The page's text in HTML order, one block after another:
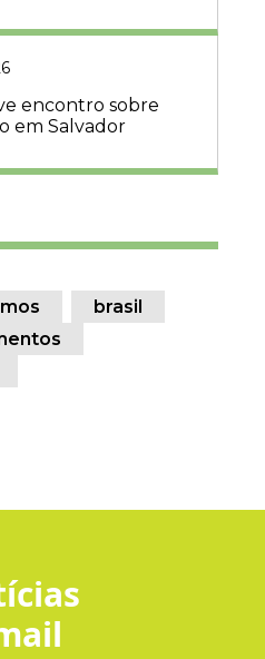
encontro sobre
em Salvador
brasil